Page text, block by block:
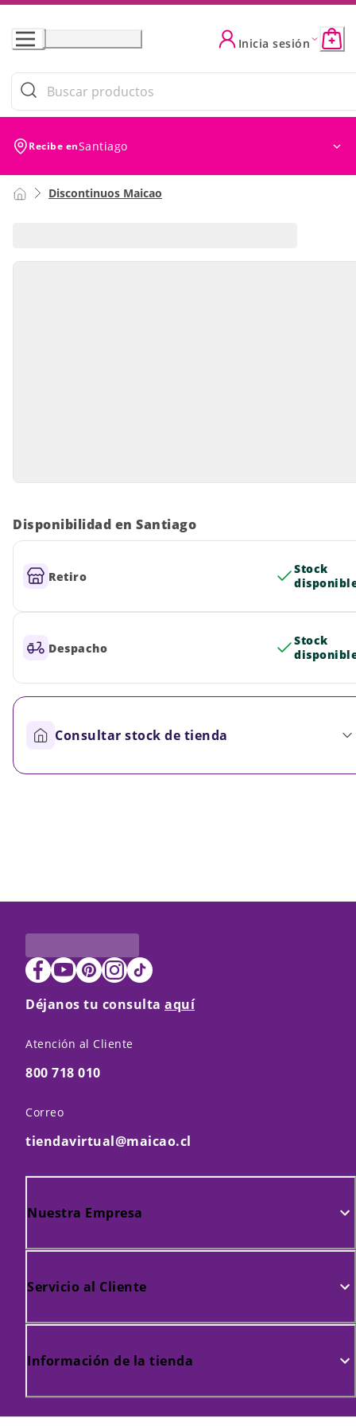
Skip
Content
Inicia sesión
Recibe enSantiago
Discontinuos Maicao
Disponibilidad en Santiago
Retiro
Stock
Despacho
Stock
Consultar stock de tienda
Déjanos tu consulta aquí
Atención al Cliente
800 718 010
Correo
tiendavirtual@maicao.cl
Nuestra Empresa
Servicio al Cliente
Información de la tienda